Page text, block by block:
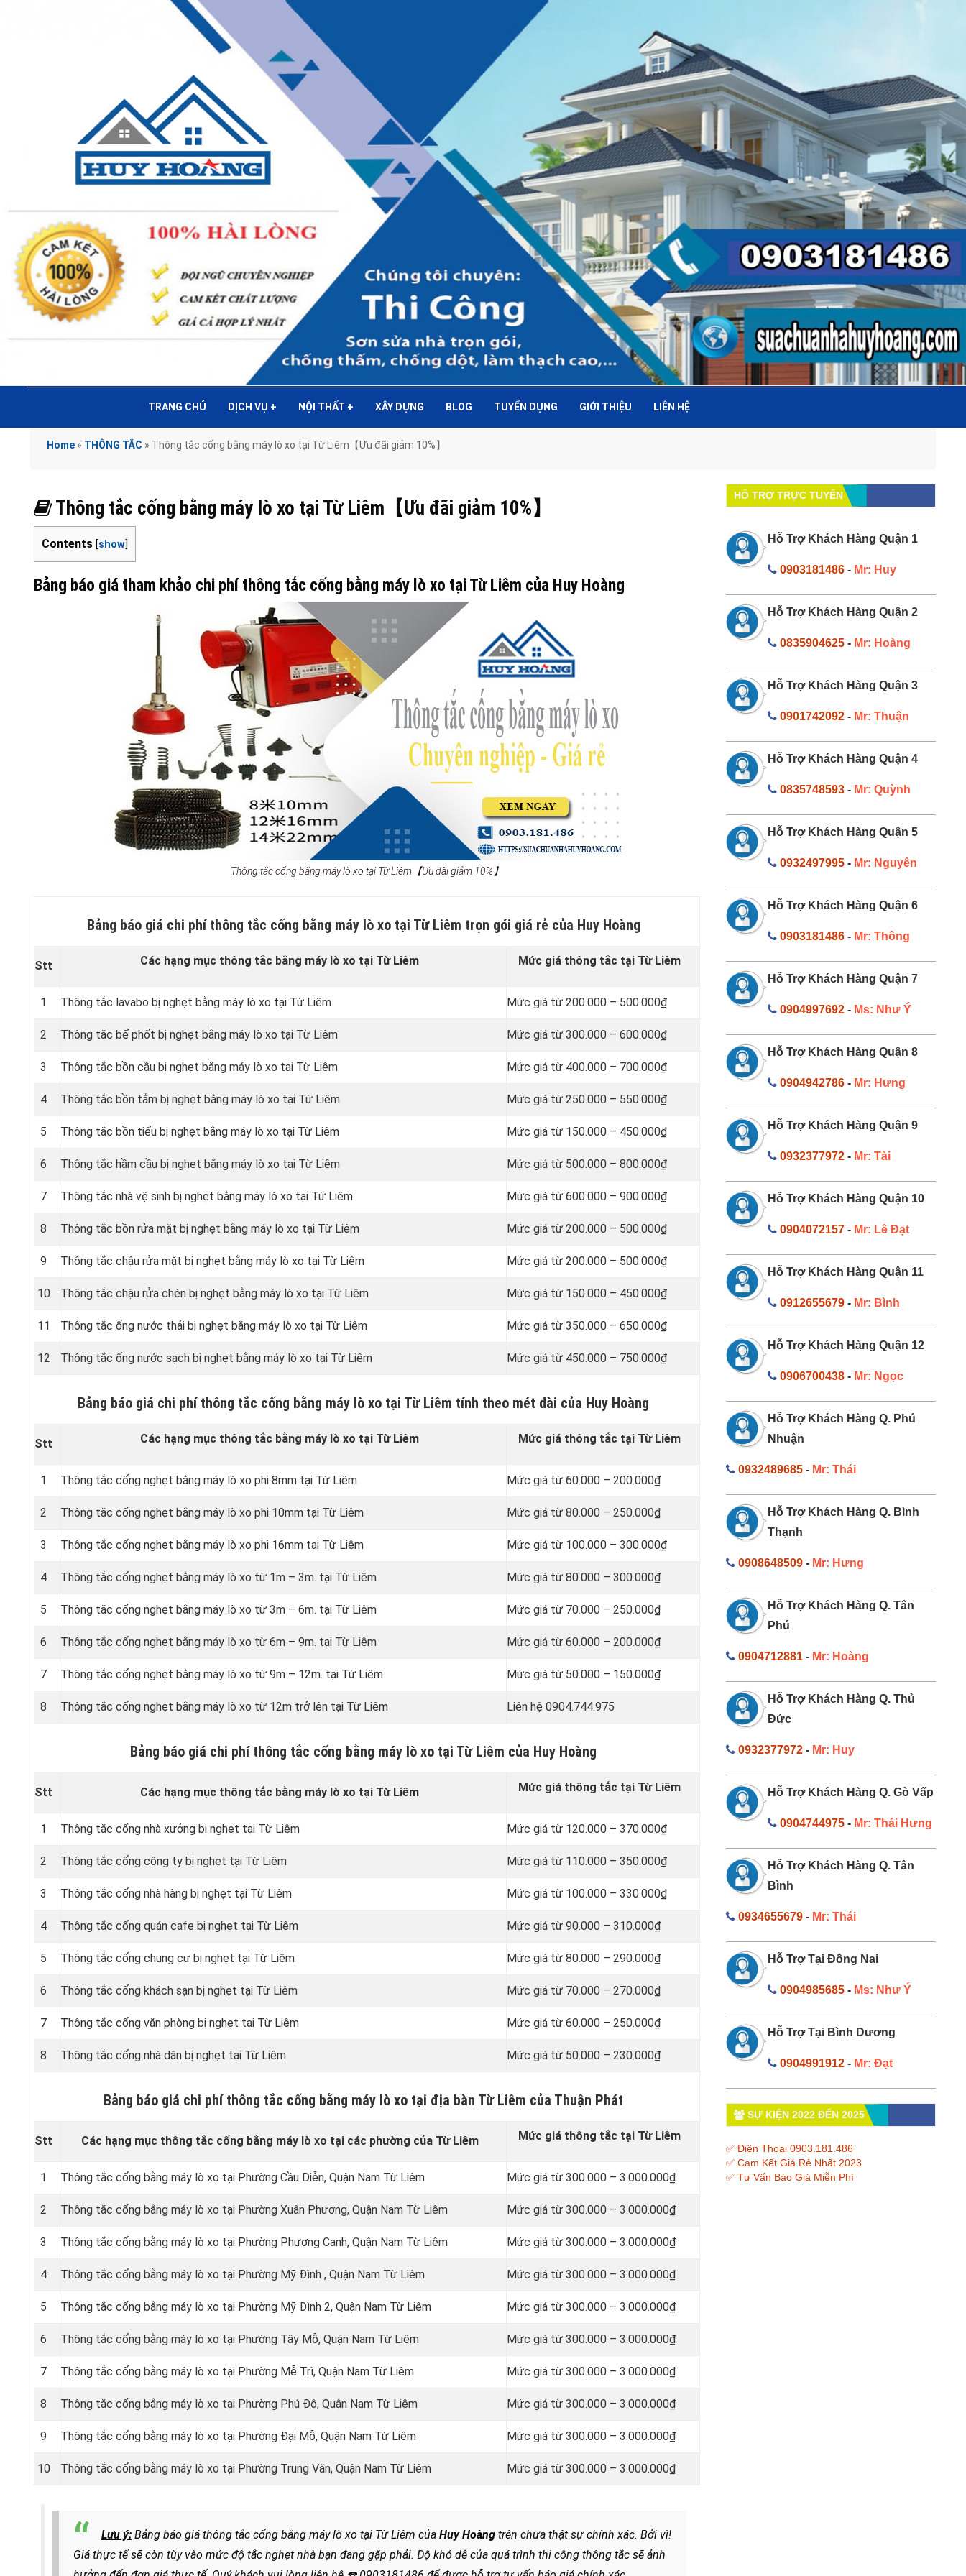
TRANG CHỦ DỊCH VỤ + NỘI THẤT + XÂY DỰNG BLOG TUYỂN DỤNG GIỚI THIỆU LIÊN HỆ
Home » THÔNG TẮC » Thông tắc cống bằng máy lò xo tại Từ Liêm【Ưu đãi giảm 10%】
Thông tắc cống bằng máy lò xo tại Từ Liêm【Ưu đãi giảm 10%】
Contents [show]
Bảng báo giá tham khảo chi phí thông tắc cống bằng máy lò xo tại Từ Liêm của Huy Hoàng
Thông tắc cống bằng máy lò xo tại Từ Liêm【Ưu đãi giảm 10%】
Bảng báo giá chi phí thông tắc cống bằng máy lò xo tại Từ Liêm trọn gói giá rẻ của Huy Hoàng
Stt Các hạng mục thông tắc bằng máy lò xo tại Từ Liêm Mức giá thông tắc tại Từ Liêm
1 Thông tắc lavabo bị nghẹt bằng máy lò xo tại Từ Liêm Mức giá từ 200.000 – 500.000₫
2 Thông tắc bể phốt bị nghẹt bằng máy lò xo tại Từ Liêm Mức giá từ 300.000 – 600.000₫
3 Thông tắc bồn cầu bị nghẹt bằng máy lò xo tại Từ Liêm Mức giá từ 400.000 – 700.000₫
4 Thông tắc bồn tắm bị nghẹt bằng máy lò xo tại Từ Liêm Mức giá từ 250.000 – 550.000₫
5 Thông tắc bồn tiểu bị nghẹt bằng máy lò xo tại Từ Liêm Mức giá từ 150.000 – 450.000₫
6 Thông tắc hầm cầu bị nghẹt bằng máy lò xo tại Từ Liêm Mức giá từ 500.000 – 800.000₫
7 Thông tắc nhà vệ sinh bị nghẹt bằng máy lò xo tại Từ Liêm Mức giá từ 600.000 – 900.000₫
8 Thông tắc bồn rửa mặt bị nghẹt bằng máy lò xo tại Từ Liêm Mức giá từ 200.000 – 500.000₫
9 Thông tắc chậu rửa mặt bị nghẹt bằng máy lò xo tại Từ Liêm Mức giá từ 200.000 – 500.000₫
10 Thông tắc chậu rửa chén bị nghẹt bằng máy lò xo tại Từ Liêm Mức giá từ 150.000 – 450.000₫
11 Thông tắc ống nước thải bị nghẹt bằng máy lò xo tại Từ Liêm Mức giá từ 350.000 – 650.000₫
12 Thông tắc ống nước sạch bị nghẹt bằng máy lò xo tại Từ Liêm Mức giá từ 450.000 – 750.000₫
Bảng báo giá chi phí thông tắc cống bằng máy lò xo tại Từ Liêm tính theo mét dài của Huy Hoàng
Stt Các hạng mục thông tắc bằng máy lò xo tại Từ Liêm Mức giá thông tắc tại Từ Liêm
1 Thông tắc cống nghẹt bằng máy lò xo phi 8mm tại Từ Liêm Mức giá từ 60.000 – 200.000₫
2 Thông tắc cống nghẹt bằng máy lò xo phi 10mm tại Từ Liêm Mức giá từ 80.000 – 250.000₫
3 Thông tắc cống nghẹt bằng máy lò xo phi 16mm tại Từ Liêm Mức giá từ 100.000 – 300.000₫
4 Thông tắc cống nghẹt bằng máy lò xo từ 1m – 3m. tại Từ Liêm Mức giá từ 80.000 – 300.000₫
5 Thông tắc cống nghẹt bằng máy lò xo từ 3m – 6m. tại Từ Liêm Mức giá từ 70.000 – 250.000₫
6 Thông tắc cống nghẹt bằng máy lò xo từ 6m – 9m. tại Từ Liêm Mức giá từ 60.000 – 200.000₫
7 Thông tắc cống nghẹt bằng máy lò xo từ 9m – 12m. tại Từ Liêm Mức giá từ 50.000 – 150.000₫
8 Thông tắc cống nghẹt bằng máy lò xo từ 12m trở lên tại Từ Liêm Liên hệ 0904.744.975
Bảng báo giá chi phí thông tắc cống bằng máy lò xo tại Từ Liêm của Huy Hoàng
Stt Các hạng mục thông tắc bằng máy lò xo tại Từ Liêm Mức giá thông tắc tại Từ Liêm
1 Thông tắc cống nhà xưởng bị nghẹt tại Từ Liêm Mức giá từ 120.000 – 370.000₫
2 Thông tắc cống công ty bị nghẹt tại Từ Liêm Mức giá từ 110.000 – 350.000₫
3 Thông tắc cống nhà hàng bị nghẹt tại Từ Liêm Mức giá từ 100.000 – 330.000₫
4 Thông tắc cống quán cafe bị nghẹt tại Từ Liêm Mức giá từ 90.000 – 310.000₫
5 Thông tắc cống chung cư bị nghẹt tại Từ Liêm Mức giá từ 80.000 – 290.000₫
6 Thông tắc cống khách sạn bị nghẹt tại Từ Liêm Mức giá từ 70.000 – 270.000₫
7 Thông tắc cống văn phòng bị nghẹt tại Từ Liêm Mức giá từ 60.000 – 250.000₫
8 Thông tắc cống nhà dân bị nghẹt tại Từ Liêm Mức giá từ 50.000 – 230.000₫
Bảng báo giá chi phí thông tắc cống bằng máy lò xo tại địa bàn Từ Liêm của Thuận Phát
Stt Các hạng mục thông tắc cống bằng máy lò xo tại các phường của Từ Liêm Mức giá thông tắc tại Từ Liêm
1 Thông tắc cống bằng máy lò xo tại Phường Cầu Diễn, Quận Nam Từ Liêm Mức giá từ 300.000 – 3.000.000₫
2 Thông tắc cống bằng máy lò xo tại Phường Xuân Phương, Quận Nam Từ Liêm Mức giá từ 300.000 – 3.000.000₫
3 Thông tắc cống bằng máy lò xo tại Phường Phương Canh, Quận Nam Từ Liêm Mức giá từ 300.000 – 3.000.000₫
4 Thông tắc cống bằng máy lò xo tại Phường Mỹ Đình , Quận Nam Từ Liêm Mức giá từ 300.000 – 3.000.000₫
5 Thông tắc cống bằng máy lò xo tại Phường Mỹ Đình 2, Quận Nam Từ Liêm Mức giá từ 300.000 – 3.000.000₫
6 Thông tắc cống bằng máy lò xo tại Phường Tây Mỗ, Quận Nam Từ Liêm Mức giá từ 300.000 – 3.000.000₫
7 Thông tắc cống bằng máy lò xo tại Phường Mễ Trì, Quận Nam Từ Liêm Mức giá từ 300.000 – 3.000.000₫
8 Thông tắc cống bằng máy lò xo tại Phường Phú Đô, Quận Nam Từ Liêm Mức giá từ 300.000 – 3.000.000₫
9 Thông tắc cống bằng máy lò xo tại Phường Đại Mỗ, Quận Nam Từ Liêm Mức giá từ 300.000 – 3.000.000₫
10 Thông tắc cống bằng máy lò xo tại Phường Trung Văn, Quận Nam Từ Liêm Mức giá từ 300.000 – 3.000.000₫
Lưu ý: Bảng báo giá thông tắc cống bằng máy lò xo tại Từ Liêm của Huy Hoàng trên chưa thật sự chính xác. Bởi vì!
Giá thực tế sẽ còn tùy vào mức độ tắc nghẹt nhà bạn đang gặp phải. Độ khó dễ của quá trình thi công thông tắc sẽ ảnh
HỔ TRỢ TRỰC TUYẾN
Hỗ Trợ Khách Hàng Quận 1
0903181486 - Mr: Huy
Hỗ Trợ Khách Hàng Quận 2
0835904625 - Mr: Hoàng
Hỗ Trợ Khách Hàng Quận 3
0901742092 - Mr: Thuận
Hỗ Trợ Khách Hàng Quận 4
0835748593 - Mr: Quỳnh
Hỗ Trợ Khách Hàng Quận 5
0932497995 - Mr: Nguyên
Hỗ Trợ Khách Hàng Quận 6
0903181486 - Mr: Thông
Hỗ Trợ Khách Hàng Quận 7
0904997692 - Ms: Như Ý
Hỗ Trợ Khách Hàng Quận 8
0904942786 - Mr: Hưng
Hỗ Trợ Khách Hàng Quận 9
0932377972 - Mr: Tài
Hỗ Trợ Khách Hàng Quận 10
0904072157 - Mr: Lê Đạt
Hỗ Trợ Khách Hàng Quận 11
0912655679 - Mr: Bình
Hỗ Trợ Khách Hàng Quận 12
0906700438 - Mr: Ngọc
Hỗ Trợ Khách Hàng Q. Phú
Nhuận
0932489685- Mr: Thái
Hỗ Trợ Khách Hàng Q. Bình
Thạnh
0908648509- Mr: Hưng
Hỗ Trợ Khách Hàng Q. Tân
Phú
0904712881- Mr: Hoàng
Hỗ Trợ Khách Hàng Q. Thủ
Đức
0932377972- Mr: Huy
Hỗ Trợ Khách Hàng Q. Gò Vấp
0904744975 - Mr: Thái Hưng
Hỗ Trợ Khách Hàng Q. Tân
Bình
0934655679- Mr: Thái
Hỗ Trợ Tại Đồng Nai
0904985685 - Ms: Như Ý
Hỗ Trợ Tại Bình Dương
0904991912 - Mr: Đạt
SỰ KIỆN 2022 ĐẾN 2025
✅ Điện Thoại 0903.181.486
✅ Cam Kết Giá Rẻ Nhất 2023
✅ Tư Vấn Báo Giá Miễn Phí